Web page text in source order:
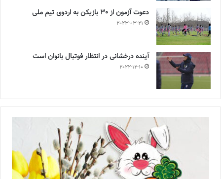
دعوت آزمون از 30 بازیکن به اردوی تیم ملی
2023-03-21
آینده درخشانی در انتظار فوتبال بانوان است
2022-12-10